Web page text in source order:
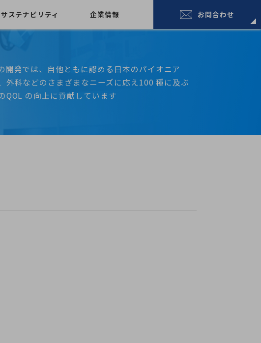
サステナビリティ 企業情報 お問合わせ
開発では、自他ともに認める日本のパイオニア
外科などのさまざまなニーズに応え100 種に及ぶ
QOL の向上に貢献しています